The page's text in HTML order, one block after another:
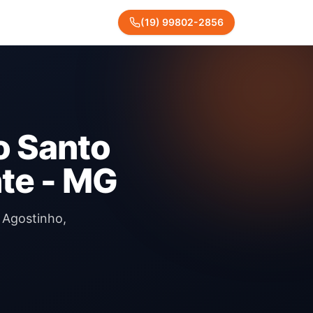
(19) 99802-2856
Santo
- MG